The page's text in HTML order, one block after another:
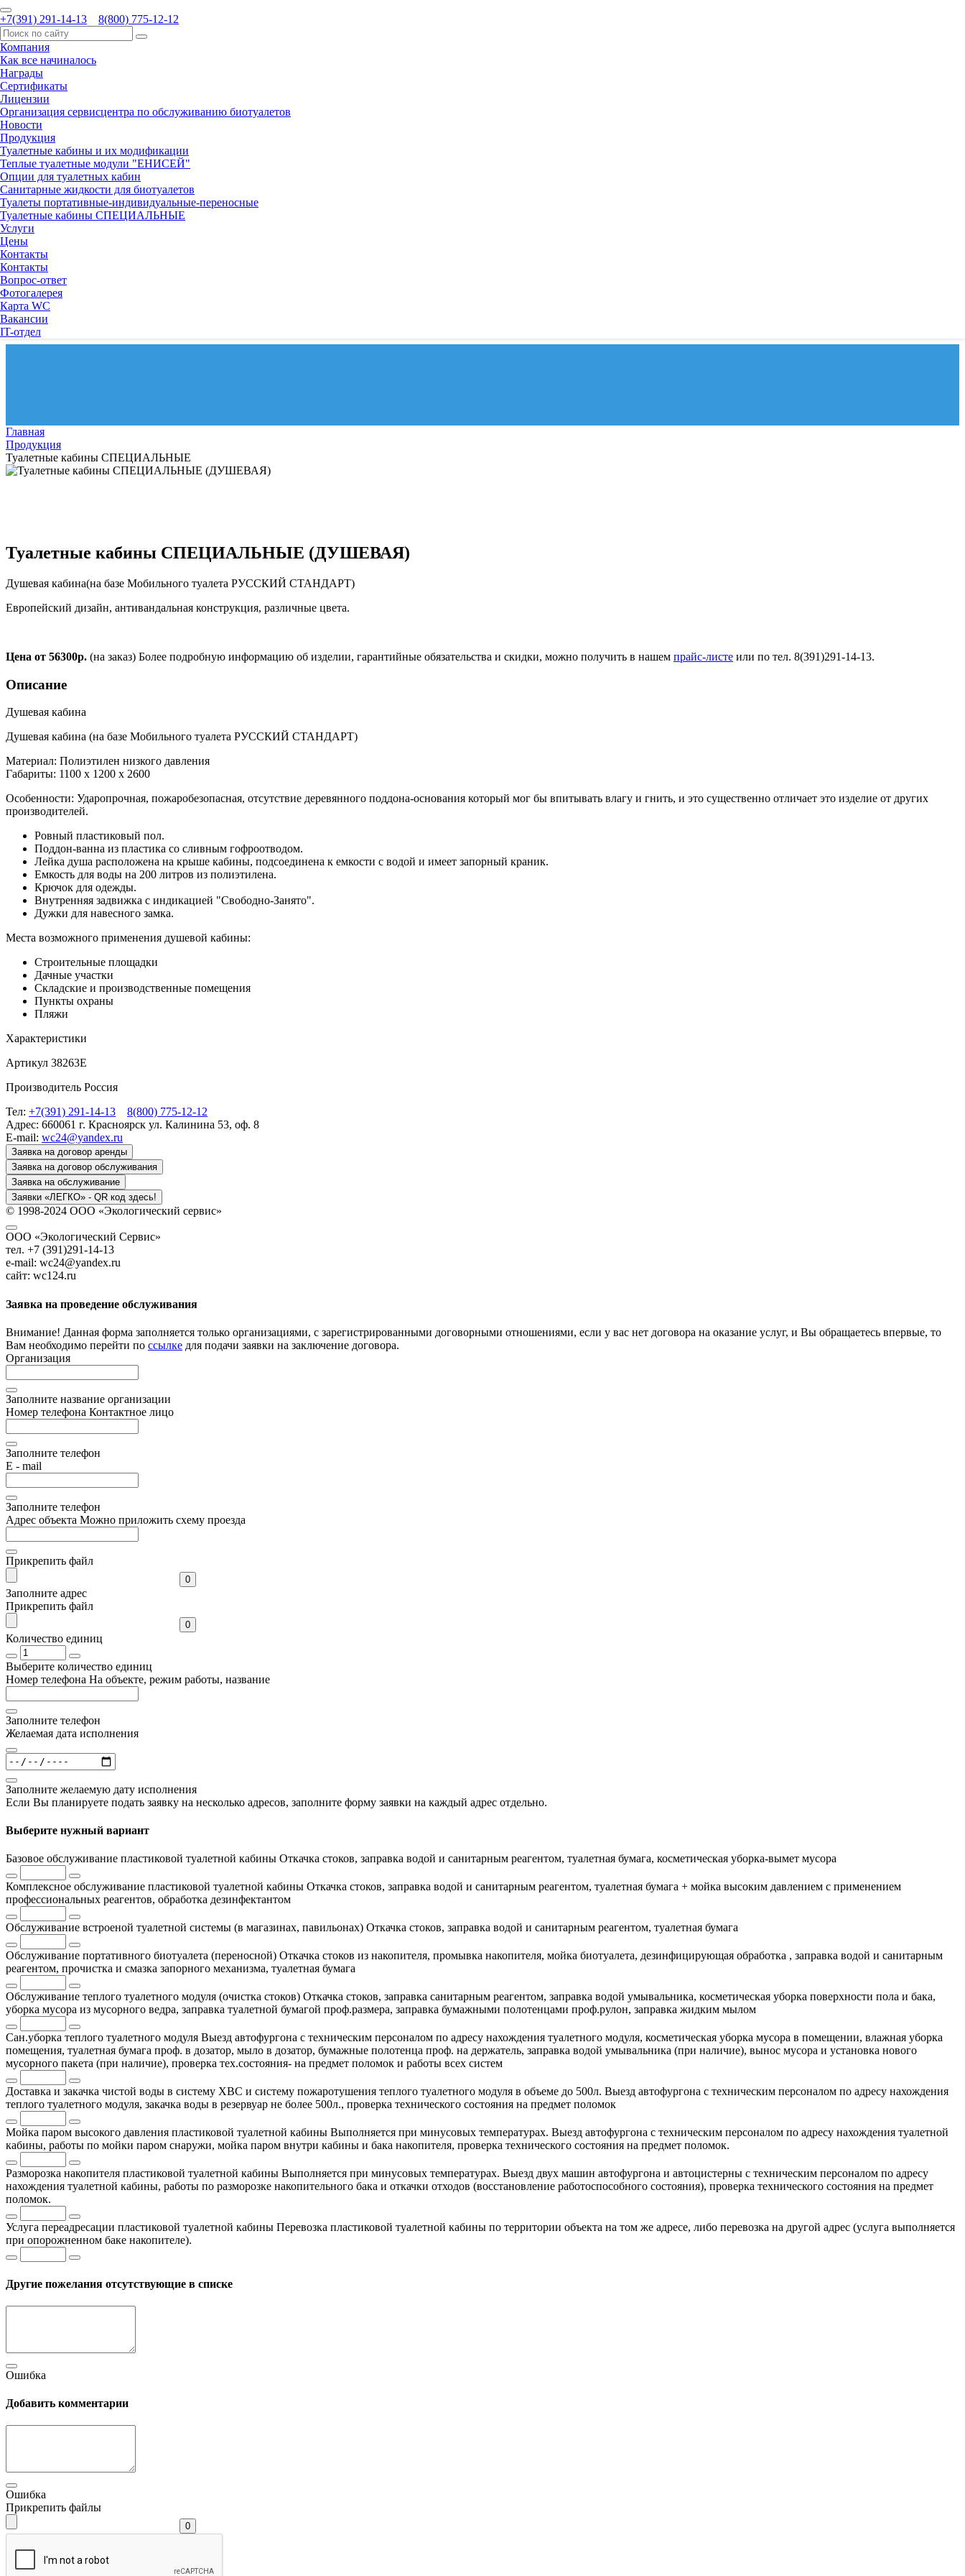
+7(391) 291-14-13 8(800) 775-12-12
Компания
Как все начиналось
Награды
Сертификаты
Лицензии
Организация сервисцентра по обслуживанию биотуалетов
Новости
Продукция
Туалетные кабины и их модификации
Теплые туалетные модули "ЕНИСЕЙ"
Опции для туалетных кабин
Санитарные жидкости для биотуалетов
Туалеты портативные-индивидуальные-переносные
Туалетные кабины СПЕЦИАЛЬНЫЕ
Услуги
Цены
Контакты
Контакты
Вопрос-ответ
Фотогалерея
Карта WC
Вакансии
IT-отдел
Главная
Продукция
Туалетные кабины СПЕЦИАЛЬНЫЕ
Туалетные кабины СПЕЦИАЛЬНЫЕ (ДУШЕВАЯ)
Душевая кабина(на базе Мобильного туалета РУССКИЙ СТАНДАРТ)
Европейский дизайн, антивандальная конструкция, различные цвета.
Цена от 56300р. (на заказ) Более подробную информацию об изделии, гарантийные обязательства и скидки, можно получить в нашем прайс-листе или по тел. 8(391)291-14-13.
Описание
Душевая кабина
Душевая кабина (на базе Мобильного туалета РУССКИЙ СТАНДАРТ)
Материал: Полиэтилен низкого давления
Габариты: 1100 x 1200 x 2600
Особенности: Ударопрочная, пожаробезопасная, отсутствие деревянного поддона-основания который мог бы впитывать влагу и гнить, и это существенно отличает это изделие от других
производителей.
Ровный пластиковый пол.
Поддон-ванна из пластика со сливным гофроотводом.
Лейка душа расположена на крыше кабины, подсоединена к емкости с водой и имеет запорный краник.
Емкость для воды на 200 литров из полиэтилена.
Крючок для одежды.
Внутренняя задвижка с индикацией "Свободно-Занято".
Дужки для навесного замка.
Места возможного применения душевой кабины:
Строительные площадки
Дачные участки
Складские и производственные помещения
Пункты охраны
Пляжи
Характеристики
Артикул 38263Е
Производитель Россия
Тел: +7(391) 291-14-13
8(800) 775-12-12
Адрес: 660061 г. Красноярск ул. Калинина 53, оф. 8
E-mail: wc24@yandex.ru
Заявка на договор аренды
Заявка на договор обслуживания
Заявка на обслуживание
Заявки «ЛЕГКО» - QR код здесь!
© 1998-2024 ООО «Экологический сервис»
ООО «Экологический Сервис»
тел. +7 (391)291-14-13
e-mail: wc24@yandex.ru
сайт: wc124.ru
Заявка на проведение обслуживания
Внимание! Данная форма заполняется только организациями, с зарегистрированными договорными отношениями, если у вас нет договора на оказание услуг, и Вы обращаетесь впервые, то
Вам необходимо перейти по ссылке для подачи заявки на заключение договора.
Организация
Заполните название организации
Номер телефона Контактное лицо
Заполните телефон
E - mail
Заполните телефон
Адрес объекта Можно приложить схему проезда
Прикрепить файл
0
Заполните адрес
Прикрепить файл
0
Количество единиц
Выберите количество единиц
Номер телефона На объекте, режим работы, название
Заполните телефон
Желаемая дата исполнения
Заполните желаемую дату исполнения
Если Вы планируете подать заявку на несколько адресов, заполните форму заявки на каждый адрес отдельно.
Выберите нужный вариант
Базовое обслуживание пластиковой туалетной кабины Откачка стоков, заправка водой и санитарным реагентом, туалетная бумага, косметическая уборка-вымет мусора
Комплексное обслуживание пластиковой туалетной кабины Откачка стоков, заправка водой и санитарным реагентом, туалетная бумага + мойка высоким давлением с применением
профессиональных реагентов, обработка дезинфектантом
Обслуживание встроеной туалетной системы (в магазинах, павильонах) Откачка стоков, заправка водой и санитарным реагентом, туалетная бумага
Обслуживание портативного биотуалета (переносной) Откачка стоков из накопителя, промывка накопителя, мойка биотуалета, дезинфицирующая обработка , заправка водой и санитарным
реагентом, прочистка и смазка запорного механизма, туалетная бумага
Обслуживание теплого туалетного модуля (очистка стоков) Откачка стоков, заправка санитарным реагентом, заправка водой умывальника, косметическая уборка поверхности пола и бака,
уборка мусора из мусорного ведра, заправка туалетной бумагой проф.размера, заправка бумажными полотенцами проф.рулон, заправка жидким мылом
Сан.уборка теплого туалетного модуля Выезд автофургона с техническим персоналом по адресу нахождения туалетного модуля, косметическая уборка мусора в помещении, влажная уборка
помещения, туалетная бумага проф. в дозатор, мыло в дозатор, бумажные полотенца проф. на держатель, заправка водой умывальника (при наличие), вынос мусора и установка нового
мусорного пакета (при наличие), проверка тех.состояния- на предмет поломок и работы всех систем
Доставка и закачка чистой воды в систему ХВС и систему пожаротушения теплого туалетного модуля в объеме до 500л. Выезд автофургона с техническим персоналом по адресу нахождения
теплого туалетного модуля, закачка воды в резервуар не более 500л., проверка технического состояния на предмет поломок
Мойка паром высокого давления пластиковой туалетной кабины Выполняется при минусовых температурах. Выезд автофургона с техническим персоналом по адресу нахождения туалетной
кабины, работы по мойки паром снаружи, мойка паром внутри кабины и бака накопителя, проверка технического состояния на предмет поломок.
Разморозка накопителя пластиковой туалетной кабины Выполняется при минусовых температурах. Выезд двух машин автофургона и автоцистерны с техническим персоналом по адресу
нахождения туалетной кабины, работы по разморозке накопительного бака и откачки отходов (восстановление работоспособного состояния), проверка технического состояния на предмет
поломок.
Услуга переадресации пластиковой туалетной кабины Перевозка пластиковой туалетной кабины по территории объекта на том же адресе, либо перевозка на другой адрес (услуга выполняется
при опорожненном баке накопителе).
Другие пожелания отсутствующие в списке
Ошибка
Добавить комментарии
Ошибка
Прикрепить файлы
0